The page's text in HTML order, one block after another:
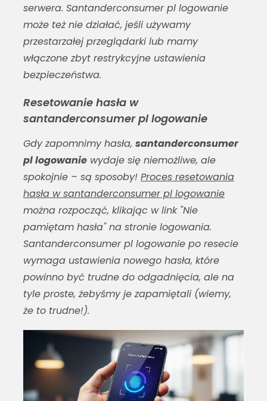
serwera. Santanderconsumer pl logowanie
może też nie działać, jeśli używamy
przestarzałej przeglądarki lub mamy
włączone zbyt restrykcyjne ustawienia
bezpieczeństwa.
Resetowanie hasła w
santanderconsumer pl logowanie
Gdy zapomnimy hasła, santanderconsumer
pl logowaniewydaje się niemożliwe, ale
spokojnie – są sposoby! Proces resetowania
hasła w santanderconsumer pl logowanie
można rozpocząć, klikając w link "Nie
pamiętam hasła" na stronie logowania.
Santanderconsumer pl logowaniepo resecie
wymaga ustawienia nowego hasła, które
powinno być trudne do odgadnięcia, ale na
tyle proste, żebyśmy je zapamiętali (wiemy,
że to trudne!).